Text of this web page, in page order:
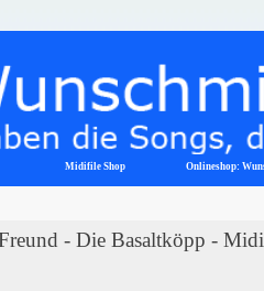
Menü
Midifile Shop ▼
Onlineshop:
- Die Basaltköpp -